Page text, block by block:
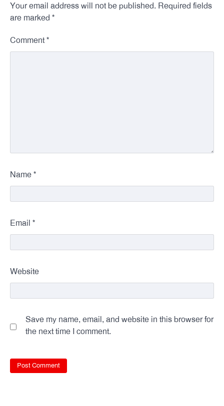
Your email address will not be published. Required fields
are marked *
Comment *
Name *
Email *
Website
Save my name, email, and website in this browser for
the next time I comment.